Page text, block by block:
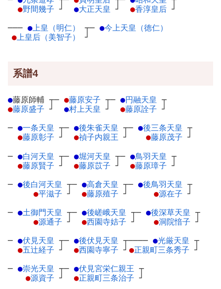
●野間幾子 ┘
●大正天皇 ┘
●香淳皇后 ┘
─── ●上皇（明仁）
┬
●上皇后（美智子） ┘
─ ●今上天皇（徳仁）
系譜4
●藤原師輔 ┬
●藤原盛子 ┘
─ ●藤原安子 ┬
●村上天皇 ┘
─ ●円融天皇 ┬
●藤原詮子 ┘
─ ●一条天皇 ┬
●藤原彰子 ┘
─ ●後朱雀天皇 ┬
●禎子内親王 ┘
─ ●後三条天皇 ┬
●藤原茂子 ┘
─ ●白河天皇 ┬
●藤原賢子 ┘
─ ●堀河天皇 ┬
●藤原苡子 ┘
─ ●鳥羽天皇 ┬
●藤原璋子 ┘
─ ●後白河天皇 ┬
●平滋子 ┘
─ ●高倉天皇 ┬
●藤原殖子 ┘
─ ●後鳥羽天皇 ┬
●源在子 ┘
─ ●土御門天皇 ┬
●源通子 ┘
─ ●後嵯峨天皇 ┬
●西園寺姞子 ┘
─ ●後深草天皇 ┬
●洞院愔子 ┘
─ ●伏見天皇 ┬
●五辻経子 ┘
─ ●後伏見天皇 ┬
●西園寺寧子 ┘
──── ●光厳天皇 ┬
●正親町三条秀子 ┘
─ ●崇光天皇 ┬
●源資子 ┘
─ ●伏見宮栄仁親王 ┬
●正親町三条治子 ┘